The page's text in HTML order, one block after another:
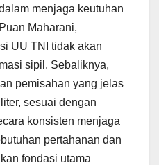
menjaga keutuhan
Maharani,
UU TNI tidak akan
sipil. Sebaliknya,
pemisahan yang jelas
sesuai dengan
konsisten menjaga
pertahanan dan
fondasi utama